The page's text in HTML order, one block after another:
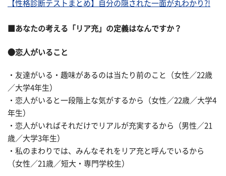
【性格診断テストまとめ】自分の隠された一面が丸わかり?!
■あなたの考える「リア充」の定義はなんですか？
●恋人がいること
・友達がいる・趣味があるのは当たり前のこと（女性／22歳
／大学4年生）
・恋人がいると一段階上な気がするから（女性／22歳／大学4
年生）
・恋人がいればそれだけでリアルが充実するから（男性／21
歳／大学3年生）
・私のまわりでは、みんなそれをリア充と呼んでいるから
（女性／21歳／短大・専門学校生）